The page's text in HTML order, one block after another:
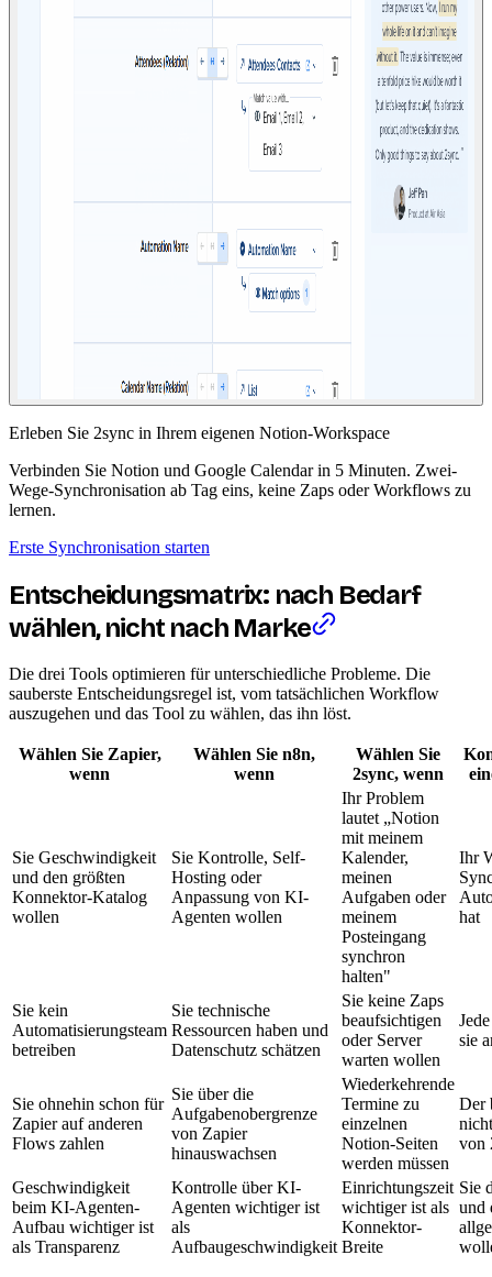
Erleben Sie 2sync in Ihrem eigenen Notion-Workspace
Verbinden Sie Notion und Google Calendar in 5 Minuten. Zwei-
Wege-Synchronisation ab Tag eins, keine Zaps oder Workflows zu
lernen.
Erste Synchronisation starten
Entscheidungsmatrix: nach Bedarf
wählen, nicht nach Marke
Die drei Tools optimieren für unterschiedliche Probleme. Die
sauberste Entscheidungsregel ist, vom tatsächlichen Workflow
auszugehen und das Tool zu wählen, das ihn löst.
Wählen Sie Zapier,
wenn
Wählen Sie n8n,
wenn
Wählen Sie
2sync, wenn
Sie Geschwindigkeit
und den größten
Konnektor-Katalog
wollen
Sie Kontrolle, Self-
Hosting oder
Anpassung von KI-
Agenten wollen
Ihr Problem
lautet „Notion
mit meinem
Kalender,
meinen
Aufgaben oder
meinem
Posteingang
synchron
halten"
Ihr
hat
Sie kein
Automatisierungsteam
betreiben
Sie technische
Ressourcen haben und
Datenschutz schätzen
Sie keine Zaps
beaufsichtigen
oder Server
warten wollen
sie
Sie ohnehin schon für
Zapier auf anderen
Flows zahlen
Sie über die
Aufgabenobergrenze
von Zapier
hinauswachsen
Wiederkehrende
Termine zu
einzelnen
Notion-Seiten
werden müssen
Der
von
Geschwindigkeit
beim KI-Agenten-
Aufbau wichtiger ist
als Transparenz
Kontrolle über KI-
Agenten wichtiger ist
als
Aufbaugeschwindigkeit
Einrichtungszeit
wichtiger ist als
Konnektor-
Breite
Sie
und